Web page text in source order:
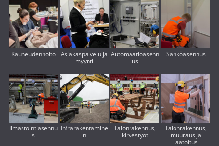
Kauneudenhoito
Asiakaspalvelu ja
myynti
Automaatioasenn
us
Sähköasennus
Ilmastointiasennu
s
Infrarakentamine
n
Talonrakennus,
kirvestyöt
Talonrakennus,
muuraus ja
laatoitus